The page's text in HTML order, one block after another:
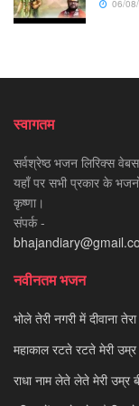
06/
स्वागतम
सर्वश्रेष्ठ भजन लिरिक्स
यहाँ पर सभी प्रकार के
कृष्णा।
संपर्क -
नवीनतम भजन
भोले तेरी नगरी में दीवाना
महाकाल रटते रटते मेरी उम्र
राधा नाम लेते लेते मेरी उम्र